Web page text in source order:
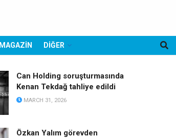
MAGAZİN DİĞER
Can Holding soruşturmasında
Kenan Tekdağ tahliye edildi
MARCH 31, 2026
Özkan Yalım görevden